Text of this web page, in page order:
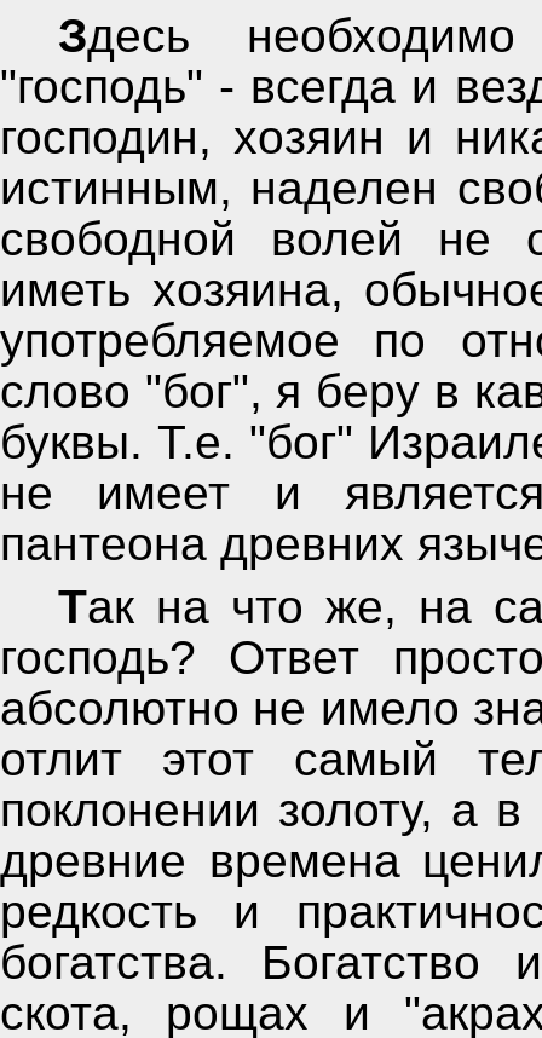
Здесь необходимо сделать ремарку. Слово
"господь" - всегда и
господин, хозяин и
истинным, наделен
свободной волей не
иметь хозяина,
употребляемое по
слово "бог", я беру в
буквы. Т.е. "бог"
не имеет и
пантеона древних
Так на что же, на самом деле, воспылал гневом
господь? Ответ
абсолютно не имело
отлит этот самый
поклонении золоту, а
древние времена
редкость и
богатства. Богатство
скота, рощах и